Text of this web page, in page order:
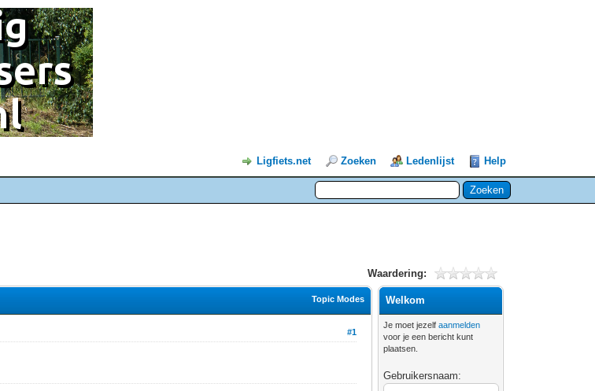
Ligfiets.net Zoeken Ledenlijst Help
Waardering:
Topic Modes
#1
Welkom
Je moet jezelfaanmelden
voor je een bericht kunt
plaatsen.
Gebruikersnaam: